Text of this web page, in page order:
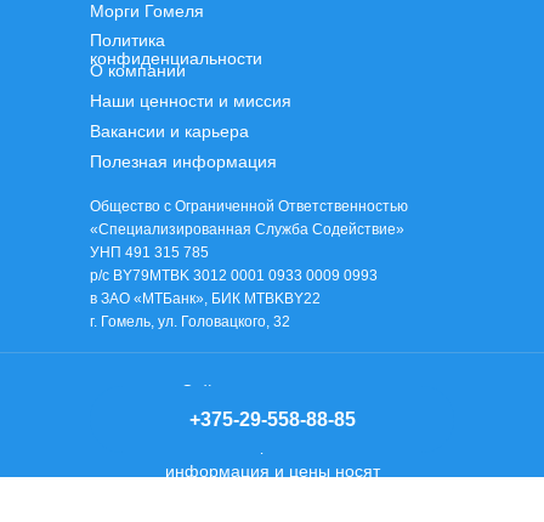
+375-29-558-88-85
Общество с Ограниченной Ответственностью
«Специализированная Служба Содействие»
УНП 491 315 785
р/с BY79MTBK 3012 0001 0933 0009 0993
в ЗАО «МТБанк», БИК MTBKBY22
г. Гомель, ул. Головацкого, 32
Сайт ритуальных услуг
«Специализированная служба содействия»
информация и цены носят
Морги Гомеля
Политика
конфиденциальности
О компании
Наши ценности и миссия
Вакансии и карьера
Полезная информация